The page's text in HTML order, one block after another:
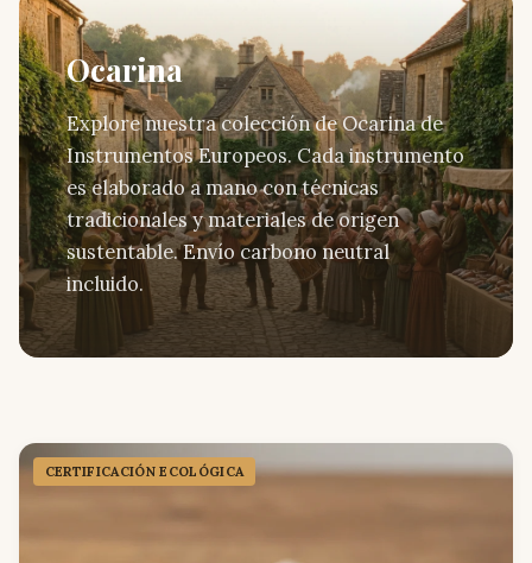
Ocarina
Explore nuestra colección de Ocarina de
Instrumentos Europeos. Cada instrumento
es elaborado a mano con técnicas
tradicionales y materiales de origen
sustentable. Envío carbono neutral
incluido.
CERTIFICACIÓN ECOLÓGICA